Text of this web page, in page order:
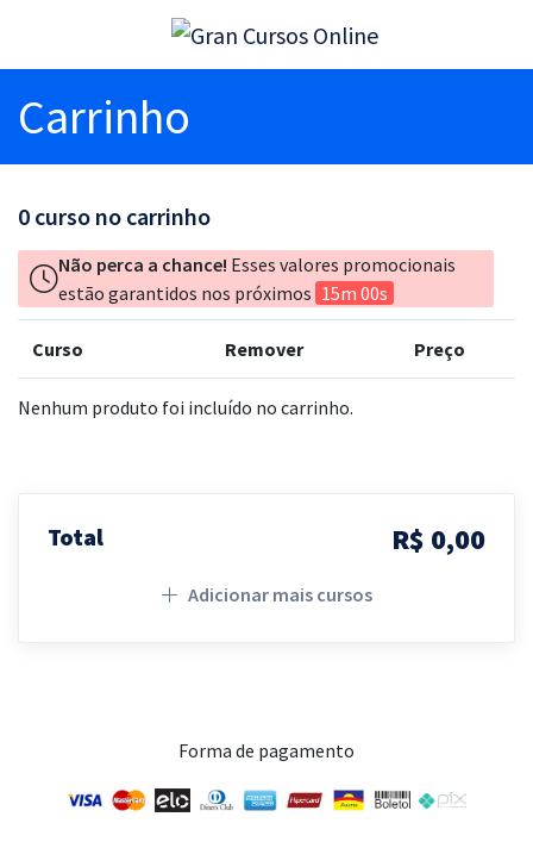
Carrinho
0 curso no carrinho
Não perca a chance! Esses valores promocionais
estão garantidos nos próximos 15m 00s
Curso Remover Preço
Nenhum produto foi incluído no carrinho.
Total R$ 0,00
Adicionar mais cursos
Forma de pagamento